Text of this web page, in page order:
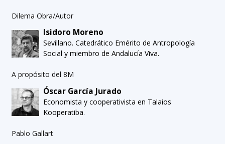
Dilema Obra/Autor
Isidoro Moreno
Sevillano. Catedrático Emérito de Antropología
Social y miembro de Andalucía Viva.
A propósito del 8M
Óscar García Jurado
Economista y cooperativista en Talaios
Kooperatiba.
Pablo Gallart